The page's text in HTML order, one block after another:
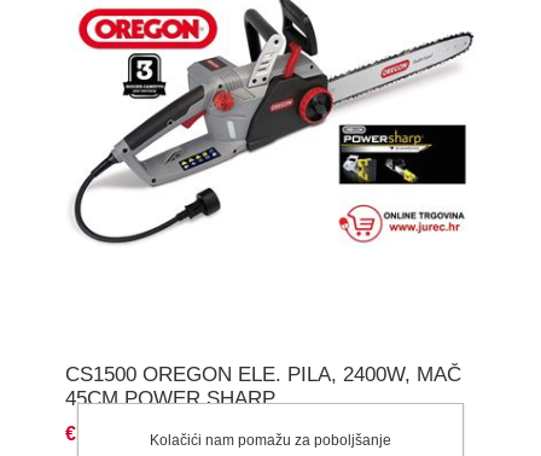
CS1500 OREGON ELE. PILA, 2400W, MAČ
45CM POWER SHARP
€147,90
Kolačići nam pomažu za poboljšanje